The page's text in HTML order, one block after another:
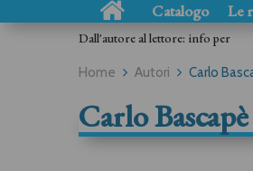
Catalogo Le
Dall'autore al lettore: info per
Home Autori Carlo
Carlo Bascapè